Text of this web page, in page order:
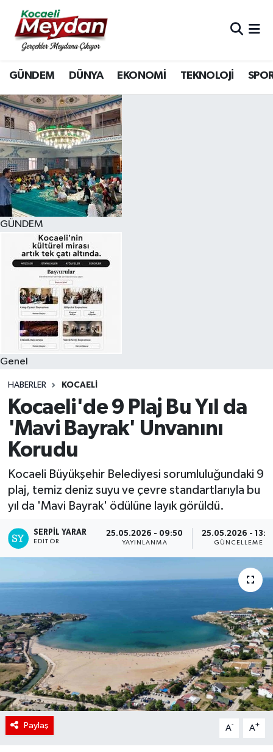
GÜNDEM DÜNYA EKONOMİ TEKNOLOJİ
GÜNDEM
Genel
HABERLER KOCAELI
Kocaeli'de 9 Plaj Bu Yıl da
'Mavi Bayrak' Unvanını
Korudu
Kocaeli Büyükşehir Belediyesi sorumluluğundaki 9
plaj, temiz deniz suyu ve çevre standartlarıyla bu
yıl da 'Mavi Bayrak' ödülüne layık görüldü.
SERPİL YARAR
EDITÖR
25.05.2026 - 09:50
YAYINLANMA
25.05.2026 -
GÜNCELLEME
Paylaş A- A+
Nöbetçi Eczaneler
Hava Durumu
Trafik Durumu
Süper Lig Puan Durumu ve Fikstür
Tüm Manşetler
Son Dakika Haberleri
Haber Arşivi